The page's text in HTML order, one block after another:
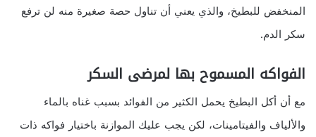
المنخفض للبطيخ، والذي يعني أن تناول حصة صغيرة منه لن ترفع
سكر الدم.
الفواكه المسموح بها لمرضى السكر
مع أن أكل البطيخ يحمل الكثير من الفوائد بسبب غناه بالماء
والألياف والفيتامينات، لكن يجب عليك الموازنة باختيار فواكه ذات